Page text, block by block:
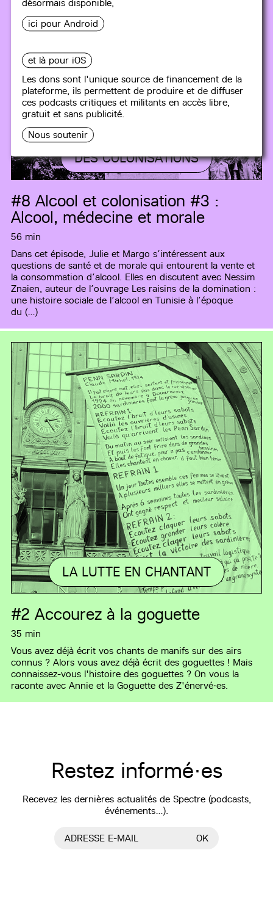
désormais disponible,
ici pour Android
et là pour iOS
Les dons sont l'unique source de financement de la
plateforme, ils permettent de produire et de diffuser
ces podcasts critiques et militants en accès libre,
gratuit et sans publicité.
Nous soutenir
DES COLONISATIONS
#8 Alcool et colonisation #3 :
Alcool, médecine et morale
56 min
Dans cet épisode, Julie et Margo s’intéressent aux
questions de santé et de morale qui entourent la vente et
la consommation d’alcool. Elles en discutent avec Nessim
Znaien, auteur de l’ouvrage Les raisins de la domination :
une histoire sociale de l’alcool en Tunisie à l’époque
du (…)
LA LUTTE EN CHANTANT
#2 Accourez à la goguette
35 min
Vous avez déjà écrit vos chants de manifs sur des airs
connus ? Alors vous avez déjà écrit des goguettes ! Mais
connaissez-vous l'histoire des goguettes ? On vous la
raconte avec Annie et la Goguette des Z'énervé·es.
Restez informé·es
Recevez les dernières actualités de Spectre (podcasts,
événements…).
ADRESSE E-MAIL OK